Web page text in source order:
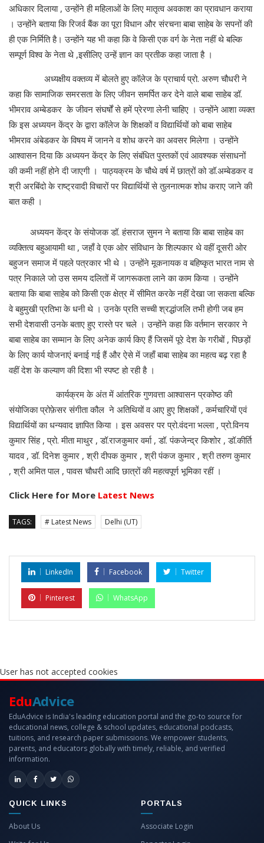
अधिकार दिलाया , उन्होंने ही महिलाओं के लिए मातृत्व अवकाश का प्रावधान कराया
। उन्होंने बताया कि रिजर्व बैंक का पूरा विधान और संरचना बाबा साहेब के सपनों की
ही एक निर्मिति है। उन्होंने यह भी कहा कि वे किसी एक वर्ग के नेता नहीं थे बल्कि
सम्पूर्ण विश्व के नेता थे ,इसीलिए उन्हें ज्ञान का प्रतीक कहा जाता है ।
अध्यक्षीय वक्तव्य में बोलते हुए कॉलेज के प्राचार्य प्रो. अरुण चौधरी ने
कहा कि सामाजिक समरसता के लिए जीवन समर्पित कर देने वाले बाबा साहेब डॉ.
भीमराव अम्बेडकर के जीवन संघर्षों से हमें प्रेरणा लेनी चाहिए । उन्होंने आशा व्यक्त
कि इस अध्ययन केंद्र के द्वारा कॉलेज के शिक्षकों व विद्यार्थियों को बाबा साहेब
भीमराव अंबेडकर के विषय में जानने व शोध करने का अवसर मिलेगा । उन्होंने
आश्वासन दिया कि अध्ययन केंद्र के लिए संबंधित पुस्तकों एवं आवश्यक संसाधनों
की कमी नहीं होने दी जाएगी । पाठ्यक्रम के चौथे वर्ष में छात्रों को डॉ.अम्बेडकर व
श्री अरबिंदो के राष्ट्रवादी विचारों पर विद्यार्थियों से तुलनात्मक शोध कराए जाने की
बात कही ।
अध्ययन केंद्र के संयोजक डॉ. हंसराज सुमन ने बताया कि बाबा साहेब का
व्यक्तित्व बहुआयामी था , जहाँ वे एक ओर संविधान के शिल्पकार थे वहीं दूसरी ओर
बहुजन समाज में पहले पत्रकार भी थे । उन्होंने मूकनायक व बहिष्कृत भारत नाम से
पत्र निकाले जो उस समय दलितों में जागरूकता लाने का काम किया । उन्होंने
बताया कि बाबा साहेब को किसी एक क्षेत्र में सीमित करके नहीं देखा जा सकता बल्कि
वे बहुमुखी प्रतिभा के धनी थे । उनके प्रति सच्ची श्रद्धांजलि तभी होगी जब हम
सभी देशवासी उनके बताए हुए रास्ते पर चले । उन्होंने कहा कि वर्तमान सरकार ने
बाबा साहेब का सम्मान के लिए अनेक कार्य किए हैं जिसमें पूरे देश के गरीबों , पिछड़ों
के लिए कार्य योजनाएं बनाई गई हैं और ऐसे में जहाँ बाबा साहेब का महत्व बढ़ रहा है
वहीं देश के कल्याण की दिशा भी स्पष्ट हो रही है ।
कार्यक्रम के अंत में आंतरिक गुणवत्ता आश्वासन प्रकोष्ठ की
संयोजिका प्रोफ़ेसर संगीता कौल ने अतिथियों व आए हुए शिक्षकों , कर्मचारियों एवं
विद्यार्थियों का धन्यवाद ज्ञापित किया । इस अवसर पर प्रो.वंदना भल्ला , प्रो.विनय
कुमार सिंह , प्रो. मीता माथुर , डॉ.राजकुमार वर्मा , डॉ. पंकजेन्द्र किशोर , डॉ.कीर्ति
यादव , डॉ. दिनेश कुमार , श्री दीपक कुमार , श्री पंकज कुमार , श्री तरुण कुमार
, श्री अमित पाल , पावस चौधरी आदि छात्रों की महत्वपूर्ण भूमिका रहीं ।
Click Here for More Latest News
TAGS: # Latest News Delhi (UT)
LinkedIn Facebook Twitter
Pinterest WhatsApp
User has not accepted cookies
EduAdvice
EduAdvice is India's leading education portal and the go-to source for
educational news, college & school updates, educational podcasts,
tuitions, and research paper submissions. We empower students,
parents, and educators globally with timely, reliable, and verified
information.
QUICK LINKS
About Us
PORTALS
Associate Login